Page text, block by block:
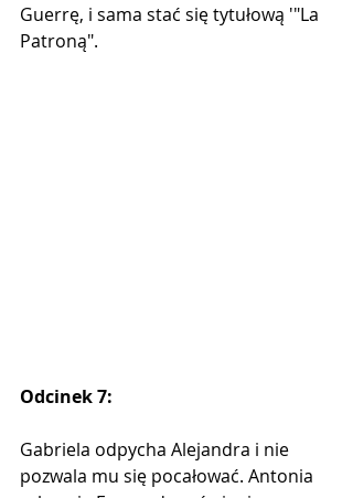
Guerrę, i sama stać się tytułową '"La
Patroną".
Odcinek 7:
Gabriela odpycha Alejandra i nie
pozwala mu się pocałować. Antonia